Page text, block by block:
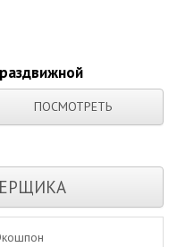
ПОСМОТРЕТЬ